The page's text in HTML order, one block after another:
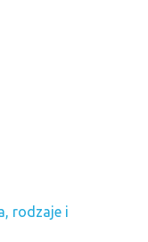
rodzaje i